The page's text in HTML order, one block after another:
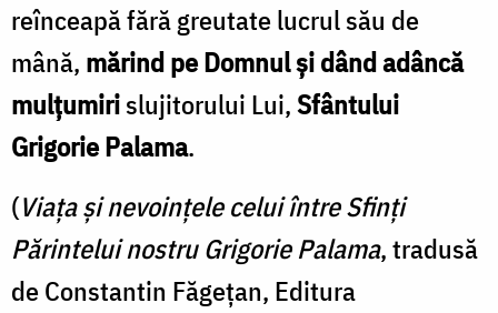
reînceapă fără greutate lucrul său de
mână, mărind pe Domnul şi dând adâncă
mulțumirislujitorului Lui,Sfântului
Grigorie Palama.
(Viaţa şi nevoinţele celui între Sfinţi
Părintelui nostru Grigorie Palama, tradusă
de Constantin Făgeţan, Editura